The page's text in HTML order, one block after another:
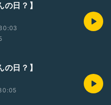
の日？】
の日？】